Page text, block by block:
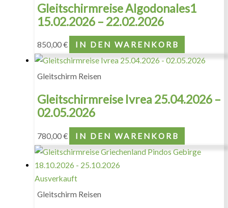
Gleitschirmreise Algodonales1
15.02.2026 – 22.02.2026
850,00€ IN DEN WARENKORB
Gleitschirm Reisen
Gleitschirmreise Ivrea 25.04.2026 –
02.05.2026
780,00€ IN DEN WARENKORB
Ausverkauft
Gleitschirm Reisen